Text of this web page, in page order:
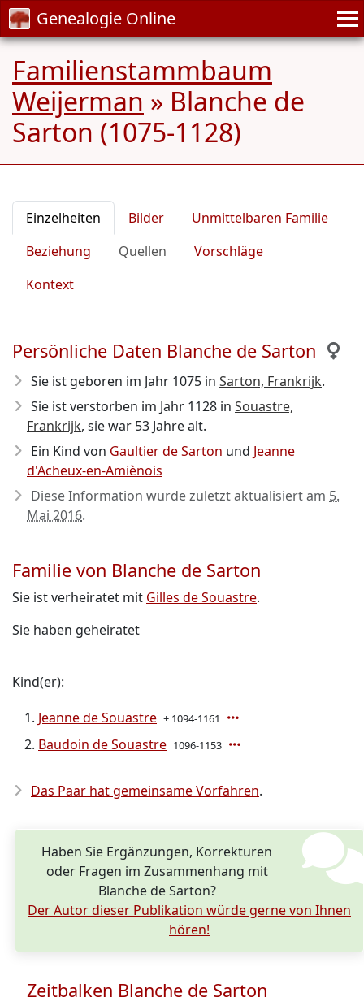
Genealogie Online
Familienstammbaum
Weijerman » Blanche de
Sarton (1075-1128)
Einzelheiten Bilder
Unmittelbaren Familie
Beziehung
Quellen
Vorschläge
Kontext
Persönliche Daten Blanche de Sarton
Sie ist geboren im Jahr 1075 in Sarton, Frankrijk.
Sie ist verstorben im Jahr 1128 in Souastre,
Frankrijk, sie war 53 Jahre alt.
Ein Kind von Gaultier de Sarton und Jeanne
d'Acheux-en-Amiènois
Diese Information wurde zuletzt aktualisiert am 5.
Mai 2016.
Familie von Blanche de Sarton
Sie ist verheiratet mit Gilles de Souastre.
Sie haben geheiratet
Kind(er):
Jeanne de Souastre ± 1094-1161
Baudoin de Souastre 1096-1153
Das Paar hat gemeinsame Vorfahren.
Haben Sie Ergänzungen, Korrekturen
oder Fragen im Zusammenhang mit
Blanche de Sarton?
Der Autor dieser Publikation würde gerne von Ihnen
hören!
Zeitbalken Blanche de Sarton